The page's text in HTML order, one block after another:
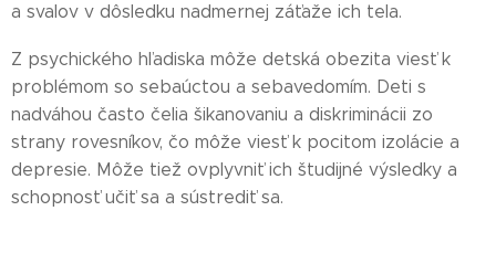
a svalov v dôsledku nadmernej záťaže ich tela.
Z psychického hľadiska môže detská obezita viesť k
problémom so sebaúctou a sebavedomím. Deti s
nadváhou často čelia šikanovaniu a diskriminácii zo
strany rovesníkov, čo môže viesť k pocitom izolácie a
depresie. Môže tiež ovplyvniť ich študijné výsledky a
schopnosť učiť sa a sústrediť sa.